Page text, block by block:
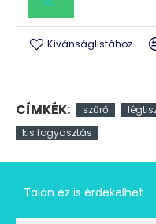
Kívánságlistához
CÍMKÉK: szűrő
kis fogyasztás
Talán ez is érdekelhet